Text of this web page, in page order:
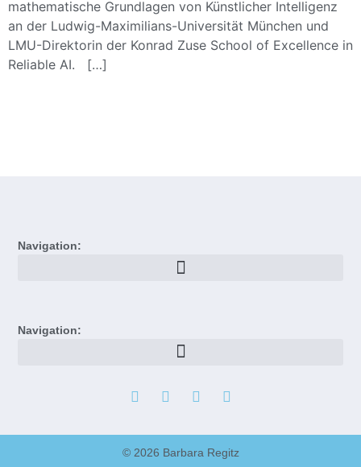
mathematische Grundlagen von Künstlicher Intelligenz
an der Ludwig-Maximilians-Universität München und
LMU-Direktorin der Konrad Zuse School of Excellence in
Reliable AI. […]
Navigation:
Navigation:
© 2026 Barbara Regitz